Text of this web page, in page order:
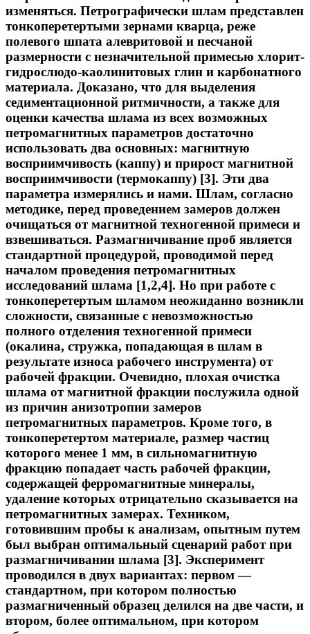
изменяться. Петрографически шлам представлен
тонкоперетертыми зернами кварца, реже
полевого шпата алевритовой и песчаной
размерности с незначительной примесью хлорит-
гидрослюдо-каолинитовых глин и карбонатного
материала. Доказано, что для выделения
седиментационной ритмичности, а также для
оценки качества шлама из всех возможных
петромагнитных параметров достаточно
использовать два основных: магнитную
восприимчивость (каппу) и прирост магнитной
восприимчивости (термокаппу) [3]. Эти два
параметра измерялись и нами. Шлам, согласно
методике, перед проведением замеров должен
очищаться от магнитной техногенной примеси и
взвешиваться. Размагничивание проб является
стандартной процедурой, проводимой перед
началом проведения петромагнитных
исследований шлама [1,2,4]. Но при работе с
тонкоперетертым шламом неожиданно возникли
сложности, связанные с невозможностью
полного отделения техногенной примеси
(окалина, стружка, попадающая в шлам в
результате износа рабочего инструмента) от
рабочей фракции. Очевидно, плохая очистка
шлама от магнитной фракции послужила одной
из причин анизотропии замеров
петромагнитных параметров. Кроме того, в
тонкоперетертом материале, размер частиц
которого менее 1 мм, в сильномагнитную
фракцию попадает часть рабочей фракции,
содержащей ферромагнитные минералы,
удаление которых отрицательно сказывается на
петромагнитных замерах. Техником,
готовившим пробы к анализам, опытным путем
был выбран оптимальный сценарий работ при
размагничивании шлама [3]. Эксперимент
проводился в двух вариантах: первом —
стандартном, при котором полностью
размагниченный образец делился на две части, и
втором, более оптимальном, при котором